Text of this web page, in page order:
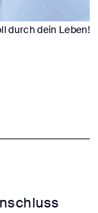
durch dein Leben!